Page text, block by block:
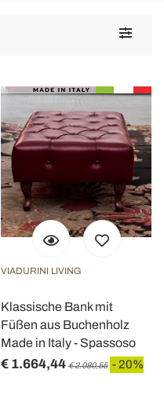
Toggle
VIADURINI LIVING
Klassische Bank mit
Füßen aus Buchenholz
Made in Italy - Spassoso
€ 1.664,44 € 2.080,55 - 20%